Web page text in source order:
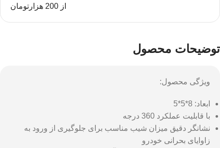
از 200 هزارتومان
توضیحات محصول
ویژگی محصول:
ابعاد: 8*5*5
با قابلیت عملکرد 360 درجه
نشانگر دقیق میزان شیب مناسب برای جلوگیری از ورود به
زاوایای بحرانی خودرو